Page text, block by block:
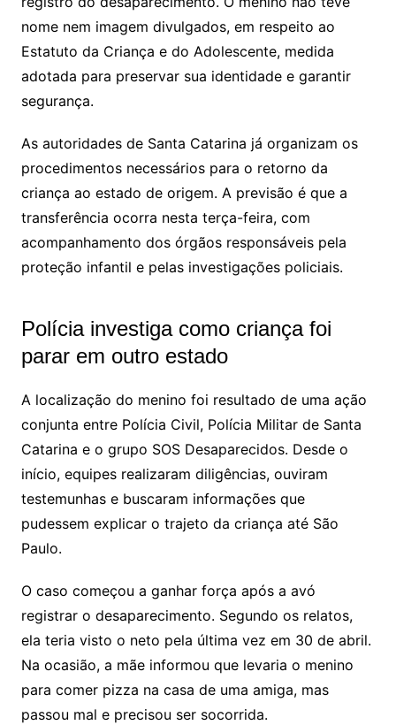
nome nem imagem divulgados, em respeito ao
Estatuto da Criança e do Adolescente, medida
adotada para preservar sua identidade e garantir
segurança.
As autoridades de Santa Catarina já organizam os
procedimentos necessários para o retorno da
criança ao estado de origem. A previsão é que a
transferência ocorra nesta terça-feira, com
acompanhamento dos órgãos responsáveis pela
proteção infantil e pelas investigações policiais.
Polícia investiga como criança foi
parar em outro estado
A localização do menino foi resultado de uma ação
conjunta entre Polícia Civil, Polícia Militar de Santa
Catarina e o grupo SOS Desaparecidos. Desde o
início, equipes realizaram diligências, ouviram
testemunhas e buscaram informações que
pudessem explicar o trajeto da criança até São
Paulo.
O caso começou a ganhar força após a avó
registrar o desaparecimento. Segundo os relatos,
ela teria visto o neto pela última vez em 30 de abril.
Na ocasião, a mãe informou que levaria o menino
para comer pizza na casa de uma amiga, mas
passou mal e precisou ser socorrida.